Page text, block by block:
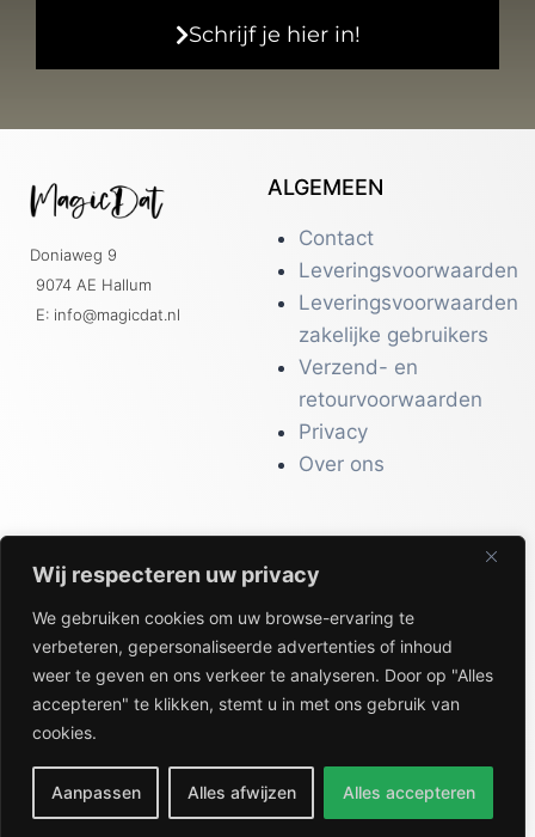
Wij respecteren uw privacy
We gebruiken cookies om uw browse-ervaring te
verbeteren, gepersonaliseerde advertenties of inhoud
weer te geven en ons verkeer te analyseren. Door op "Alles
accepteren" te klikken, stemt u in met ons gebruik van
cookies.
Aanpassen Alles afwijzen Alles accepteren
Schrijf je hier in!
Doniaweg 9
9074 AE Hallum
E: info@magicdat.nl
ALGEMEEN
Contact
Leveringsvoorwaarden
Leveringsvoorwaarden
zakelijke gebruikers
Verzend- en
retourvoorwaarden
Privacy
Over ons
CATALOGI
Workwear &
Veiligheid
Kantoor & Receptie
Gezondheid & Beauty
Keuken & Horeca